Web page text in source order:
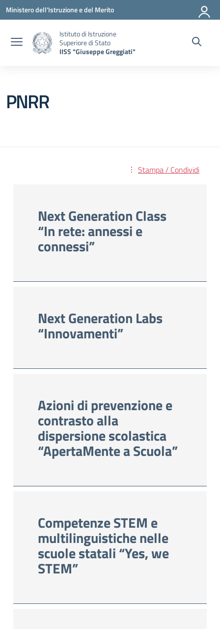
Vai ai contenuti
Vai al menu di navigazione
Vai al footer
Ministero dell'Istruzione e del Merito
Istituto di Istruzione
Superiore di Stato
IISS "Giuseppe Greggiati"
PNRR
Stampa / Condividi
Next Generation Class
“In rete: annessi e
connessi”
Next Generation Labs
“Innovamenti”
Azioni di prevenzione e
contrasto alla
dispersione scolastica
“ApertaMente a Scuola”
Competenze STEM e
multilinguistiche nelle
scuole statali “Yes, we
STEM”